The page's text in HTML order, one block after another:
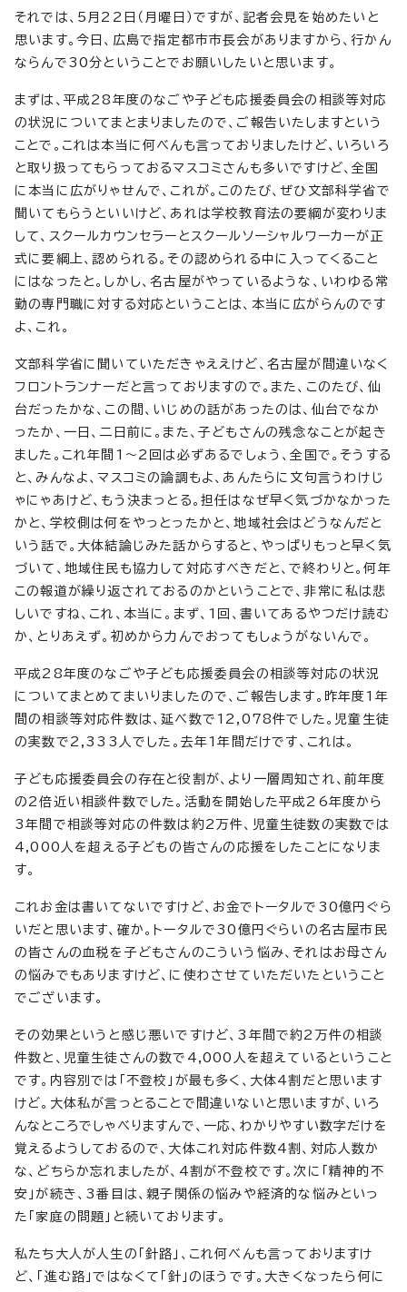
それでは、5月22日（月曜日）ですが、記者会見を始めたいと
思います。今日、広島で指定都市市長会がありますから、行かん
ならんで30分ということでお願いしたいと思います。
まずは、平成28年度のなごや子ども応援委員会の相談等対応
の状況についてまとまりましたので、ご報告いたしますという
ことで。これは本当に何べんも言っておりましたけど、いろいろ
と取り扱ってもらっておるマスコミさんも多いですけど、全国
に本当に広がりゃせんで、これが。このたび、ぜひ文部科学省で
聞いてもらうといいけど、あれは学校教育法の要綱が変わりま
して、スクールカウンセラーとスクールソーシャルワーカーが正
式に要綱上、認められる。その認められる中に入ってくること
にはなったと。しかし、名古屋がやっているような、いわゆる常
勤の専門職に対する対応ということは、本当に広がらんのです
よ、これ。
文部科学省に聞いていただきゃええけど、名古屋が間違いなく
フロントランナーだと言っておりますので。また、このたび、仙
台だったかな、この間、いじめの話があったのは、仙台でなか
ったか、一日、二日前に。また、子どもさんの残念なことが起き
ました。これ年間1～2回は必ずあるでしょう、全国で。そうする
と、みんなよ、マスコミの論調もよ、あんたらに文句言うわけじ
ゃにゃあけど、もう決まっとる。担任はなぜ早く気づかなかった
かと、学校側は何をやっとったかと、地域社会はどうなんだと
いう話で。大体結論じみた話からすると、やっぱりもっと早く気
づいて、地域住民も協力して対応すべきだと、で終わりと。何年
この報道が繰り返されておるのかということで、非常に私は悲
しいですね、これ、本当に。まず、1回、書いてあるやつだけ読む
か、とりあえず。初めから力んでおってもしょうがないんで。
平成28年度のなごや子ども応援委員会の相談等対応の状況
についてまとめてまいりましたので、ご報告します。昨年度1年
間の相談等対応件数は、延べ数で12,078件でした。児童生徒
の実数で2,333人でした。去年1年間だけです、これは。
子ども応援委員会の存在と役割が、より一層周知され、前年度
の2倍近い相談件数でした。活動を開始した平成26年度から
3年間で相談等対応の件数は約2万件、児童生徒数の実数では
4,000人を超える子どもの皆さんの応援をしたことになりま
す。
これお金は書いてないですけど、お金でトータルで30億円ぐら
いだと思います、確か。トータルで30億円ぐらいの名古屋市民
の皆さんの血税を子どもさんのこういう悩み、それはお母さん
の悩みでもありますけど、に使わさせていただいたということ
でございます。
その効果というと感じ悪いですけど、3年間で約2万件の相談
件数と、児童生徒さんの数で4,000人を超えているということ
です。内容別では「不登校」が最も多く、大体4割だと思います
けど。大体私が言っとることで間違いないと思いますが、いろ
んなところでしゃべりますんで、一応、わかりやすい数字だけを
覚えるようしておるので、大体これ対応件数4割、対応人数か
な、どちらか忘れましたが、4割が不登校です。次に「精神的不
安」が続き、3番目は、親子関係の悩みや経済的な悩みといっ
た「家庭の問題」と続いております。
私たち大人が人生の「針路」、これ何べんも言っておりますけ
ど、「進む路」ではなくて「針」のほうです。大きくなったら何に